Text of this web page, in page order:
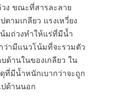
ง ขณะที่สารละลาย
ตามเกลียว แรงเหวี่ยง
มถ่วงทำให้แร่ที่มีน้ำ
ามีแนวโน้มที่จะรวมตัว
ด้านในของเกลียว ใน
มีน้ำหนักเบากว่าจะถูก
ด้านนอก